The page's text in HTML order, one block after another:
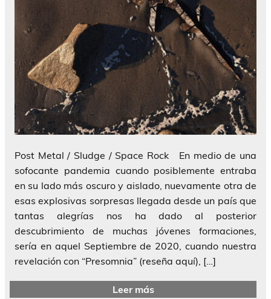
Post Metal / Sludge / Space Rock En medio de una
sofocante pandemia cuando posiblemente entraba
en su lado más oscuro y aislado, nuevamente otra de
esas explosivas sorpresas llegada desde un país que
tantas alegrías nos ha dado al posterior
descubrimiento de muchas jóvenes formaciones,
sería en aquel Septiembre de 2020, cuando nuestra
revelación con “Presomnia” (reseña aquí), […]
Leer más